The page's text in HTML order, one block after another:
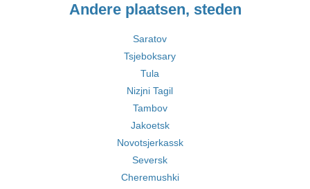
Andere plaatsen, steden
Saratov
Tsjeboksary
Tula
Nizjni Tagil
Tambov
Jakoetsk
Novotsjerkassk
Seversk
Cheremushki